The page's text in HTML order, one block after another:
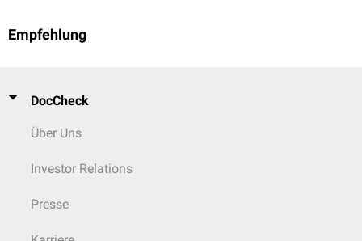
Empfehlung
DocCheck
Über Uns
Investor Relations
Presse